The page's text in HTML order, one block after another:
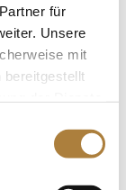
für
Unsere
mit
bereitgestellt
CHIO